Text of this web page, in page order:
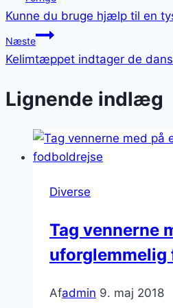
Kunne du bruge hjælp til en
Næste
Kelimtæppet indtager de
Lignende indlæg
Diverse
Tag vennerne
uforglemmelig
Afadmin 9. maj 2018